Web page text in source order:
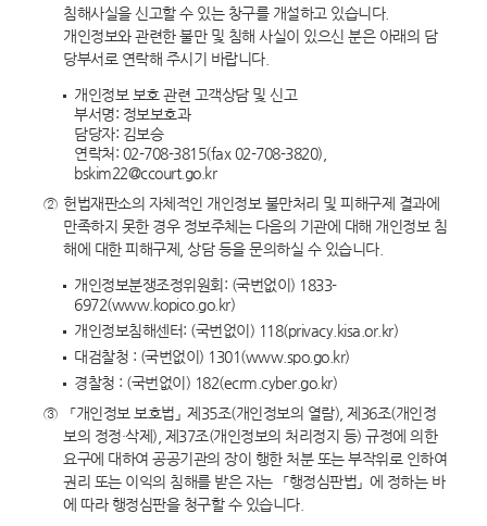
침해사실을 신고할 수 있는 창구를 개설하고 있습니다.
개인정보와 관련한 불만 및 침해 사실이 있으신 분은 아래의 담
당부서로 연락해 주시기 바랍니다.
개인정보 보호 관련 고객상담 및 신고
부서명: 정보보호과
담당자: 김보승
연락처: 02-708-3815(fax 02-708-3820),
bskim22@ccourt.go.kr
② 헌법재판소의 자체적인 개인정보 불만처리 및 피해구제 결과에
만족하지 못한 경우 정보주체는 다음의 기관에 대해 개인정보 침
해에 대한 피해구제, 상담 등을 문의하실 수 있습니다.
개인정보분쟁조정위원회: (국번없이) 1833-
6972(www.kopico.go.kr)
개인정보침해센터: (국번없이) 118(privacy.kisa.or.kr)
대검찰청 : (국번없이) 1301(www.spo.go.kr)
경찰청 : (국번없이) 182(ecrm.cyber.go.kr)
③
「개인정보 보호법」 제35조(개인정보의 열람), 제36조(개인정
보의 정정・삭제), 제37조(개인정보의 처리정지 등) 규정에 의한
요구에 대하여 공공기관의 장이 행한 처분 또는 부작위로 인하여
권리 또는 이익의 침해를 받은 자는 「행정심판법」 에 정하는 바
에 따라 행정심판을 청구할 수 있습니다.